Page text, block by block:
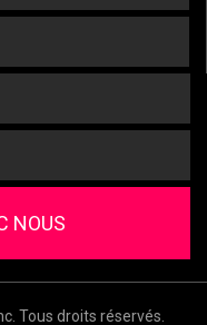
NOUS
Tous droits réservés.